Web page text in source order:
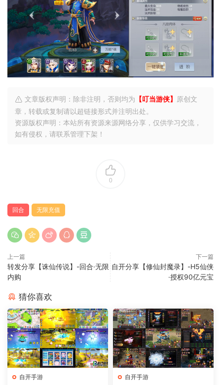
文章版权声明：除非注明，否则均为 【叮当游侠】
原创文
章，转载或复制请以超链接形式并注明出处。
资源版权声明：本站所有资源来源网络分享，仅供学习交流，
如有侵权，请联系管理下架！
0
回合 无限充值
上一篇
转发分享【诛仙传说】-回合·无限
内购
下一篇
自开分享【修仙封魔录】-H5仙侠
·授权90亿元宝
猜你喜欢
自开手游
自开手游